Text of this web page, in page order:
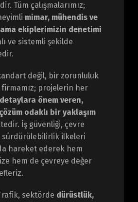
Tüm çalışmalarımız;
mimar, mühendis ve
ekiplerimizin denetimi
ve sistemli şekilde
değil, bir zorunluluk
projelerin her
detaylara önem veren,
odaklı bir yaklaşım
İş güvenliği, çevre
sürdürülebilirlik ilkeleri
hareket ederek hem
hem de çevreye değer
sektörde dürüstlük,